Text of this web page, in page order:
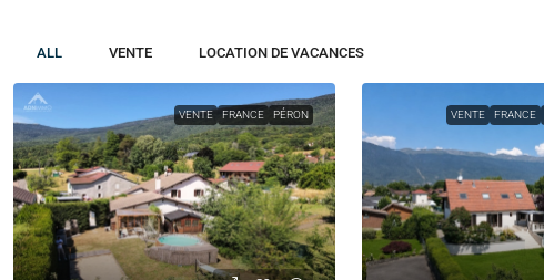
ALL VENTE LOCATION DE VACANCES
VENTE FRANCE PÉRON VENTE FRANCE